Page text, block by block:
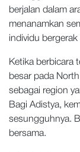
berjalan dalam
menanamkan
individu bergerak
Ketika berbicara
besar pada
sebagai region
Bagi Adistya,
sesungguhnya.
bersama.